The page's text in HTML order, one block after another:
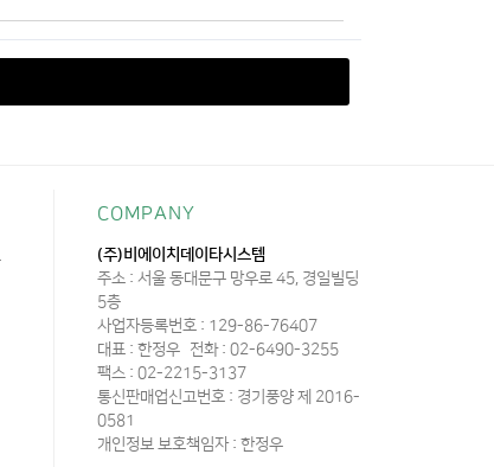
COMPANY
(주)비에이치데이타시스템
주소 : 서울 동대문구 망우로 45, 경일빌딩
5층
사업자등록번호 : 129-86-76407
대표 : 한정우 전화 : 02-6490-3255
팩스 : 02-2215-3137
통신판매업신고번호 : 경기풍양 제 2016-
0581
개인정보 보호책임자 : 한정우